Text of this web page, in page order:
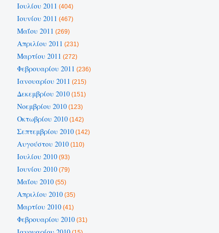
Ιουλίου 2011 (404)
Ιουνίου 2011 (467)
Μαΐου 2011 (269)
Απριλίου 2011 (231)
Μαρτίου 2011 (272)
Φεβρουαρίου 2011 (236)
Ιανουαρίου 2011 (215)
Δεκεμβρίου 2010(151)
Νοεμβρίου 2010(123)
Οκτωβρίου 2010(142)
Σεπτεμβρίου 2010(142)
Αυγούστου 2010(110)
Ιουλίου 2010(93)
Ιουνίου 2010(79)
Μαΐου 2010(55)
Απριλίου 2010(35)
Μαρτίου 2010(41)
Φεβρουαρίου 2010(31)